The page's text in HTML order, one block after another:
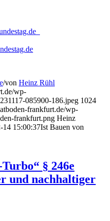
/von Heinz Rühl
wp-
085900-186.jpeg 1024
frankfurt.de/wp-
frankfurt.png Heinz
14 15:00:37Ist Bauen von
§ 246e
und nachhaltiger